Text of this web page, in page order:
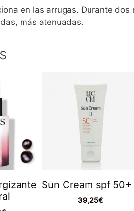
en las arrugas. Durante dos
más atenuadas.
Sun Cream spf 50+
39,25€